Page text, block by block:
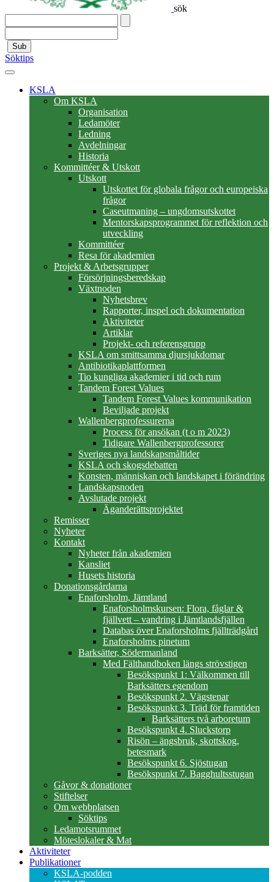
sök
Sub
Söktips
KSLA
Om KSLA
Organisation
Ledamöter
Ledning
Avdelningar
Historia
Kommittéer & Utskott
Utskott
Utskottet för globala frågor och europeiska
frågor
Caseutmaning – ungdomsutskottet
Mentorskapsprogrammet för reflektion och
utveckling
Kommittéer
Resa för akademien
Projekt & Arbetsgrupper
Försörjningsberedskap
Växtnoden
Nyhetsbrev
Rapporter, inspel och dokumentation
Aktiviteter
Artiklar
Projekt- och referensgrupp
KSLA om smittsamma djursjukdomar
Antibiotikaplattformen
Tio kungliga akademier i tid och rum
Tandem Forest Values
Tandem Forest Values kommunikation
Beviljade projekt
Wallenbergprofessurerna
Process för ansökan (t o m 2023)
Tidigare Wallenbergprofessorer
Sveriges nya landskapsmåltider
KSLA och skogsdebatten
Konsten, människan och landskapet i förändring
Landskapsnoden
Avslutade projekt
Äganderättsprojektet
Remisser
Nyheter
Kontakt
Nyheter från akademien
Kansliet
Husets historia
Donationsgårdarna
Enaforsholm, Jämtland
Enaforsholmskursen: Flora, fåglar &
fjällvett – vandring i Jämtlandsfjällen
Databas över Enaforsholms fjällträdgård
Enaforsholms pinetum
Barksätter, Södermanland
Med Fälthandboken längs strövstigen
Besökspunkt 1: Välkommen till
Barksätters egendom
Besökspunkt 2. Vägstenar
Besökspunkt 3. Träd för framtiden
Barksätters två arboretum
Besökspunkt 4. Sluckstorp
Risön – ängsbruk, skottskog,
betesmark
Besökspunkt 6. Sjöstugan
Besökspunkt 7. Bagghultsstugan
Gåvor & donationer
Stiftelser
Om webbplatsen
Söktips
Ledamotsrummet
Möteslokaler & Mat
Aktiviteter
Publikationer
KSLA-podden